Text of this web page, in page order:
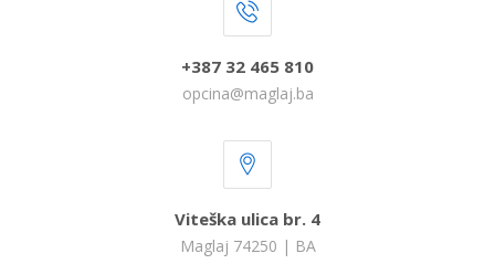
+387 32 465 810
opcina@maglaj.ba
Viteška ulica br. 4
Maglaj 74250 | BA